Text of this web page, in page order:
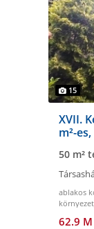
15
XVII.
m²-
50 m²
ablakos
környezet
62.9